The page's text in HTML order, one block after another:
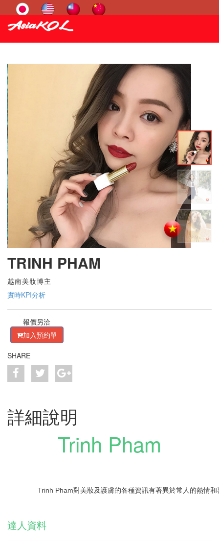
TRINH PHAM
越南美妝博主
實時KPI分析
報價另洽
加入預約單
SHARE
詳細說明
Trinh Pham
Trinh Pham對美妝及護膚的各種資訊有著異於常人的熱情
達人資料